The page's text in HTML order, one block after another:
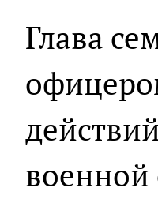
Глава
военной